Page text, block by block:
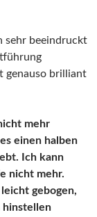
sehr beeindruckt
genauso brilliant
mehr
einen halben
Ich kann
nicht mehr.
gebogen,
hinstellen